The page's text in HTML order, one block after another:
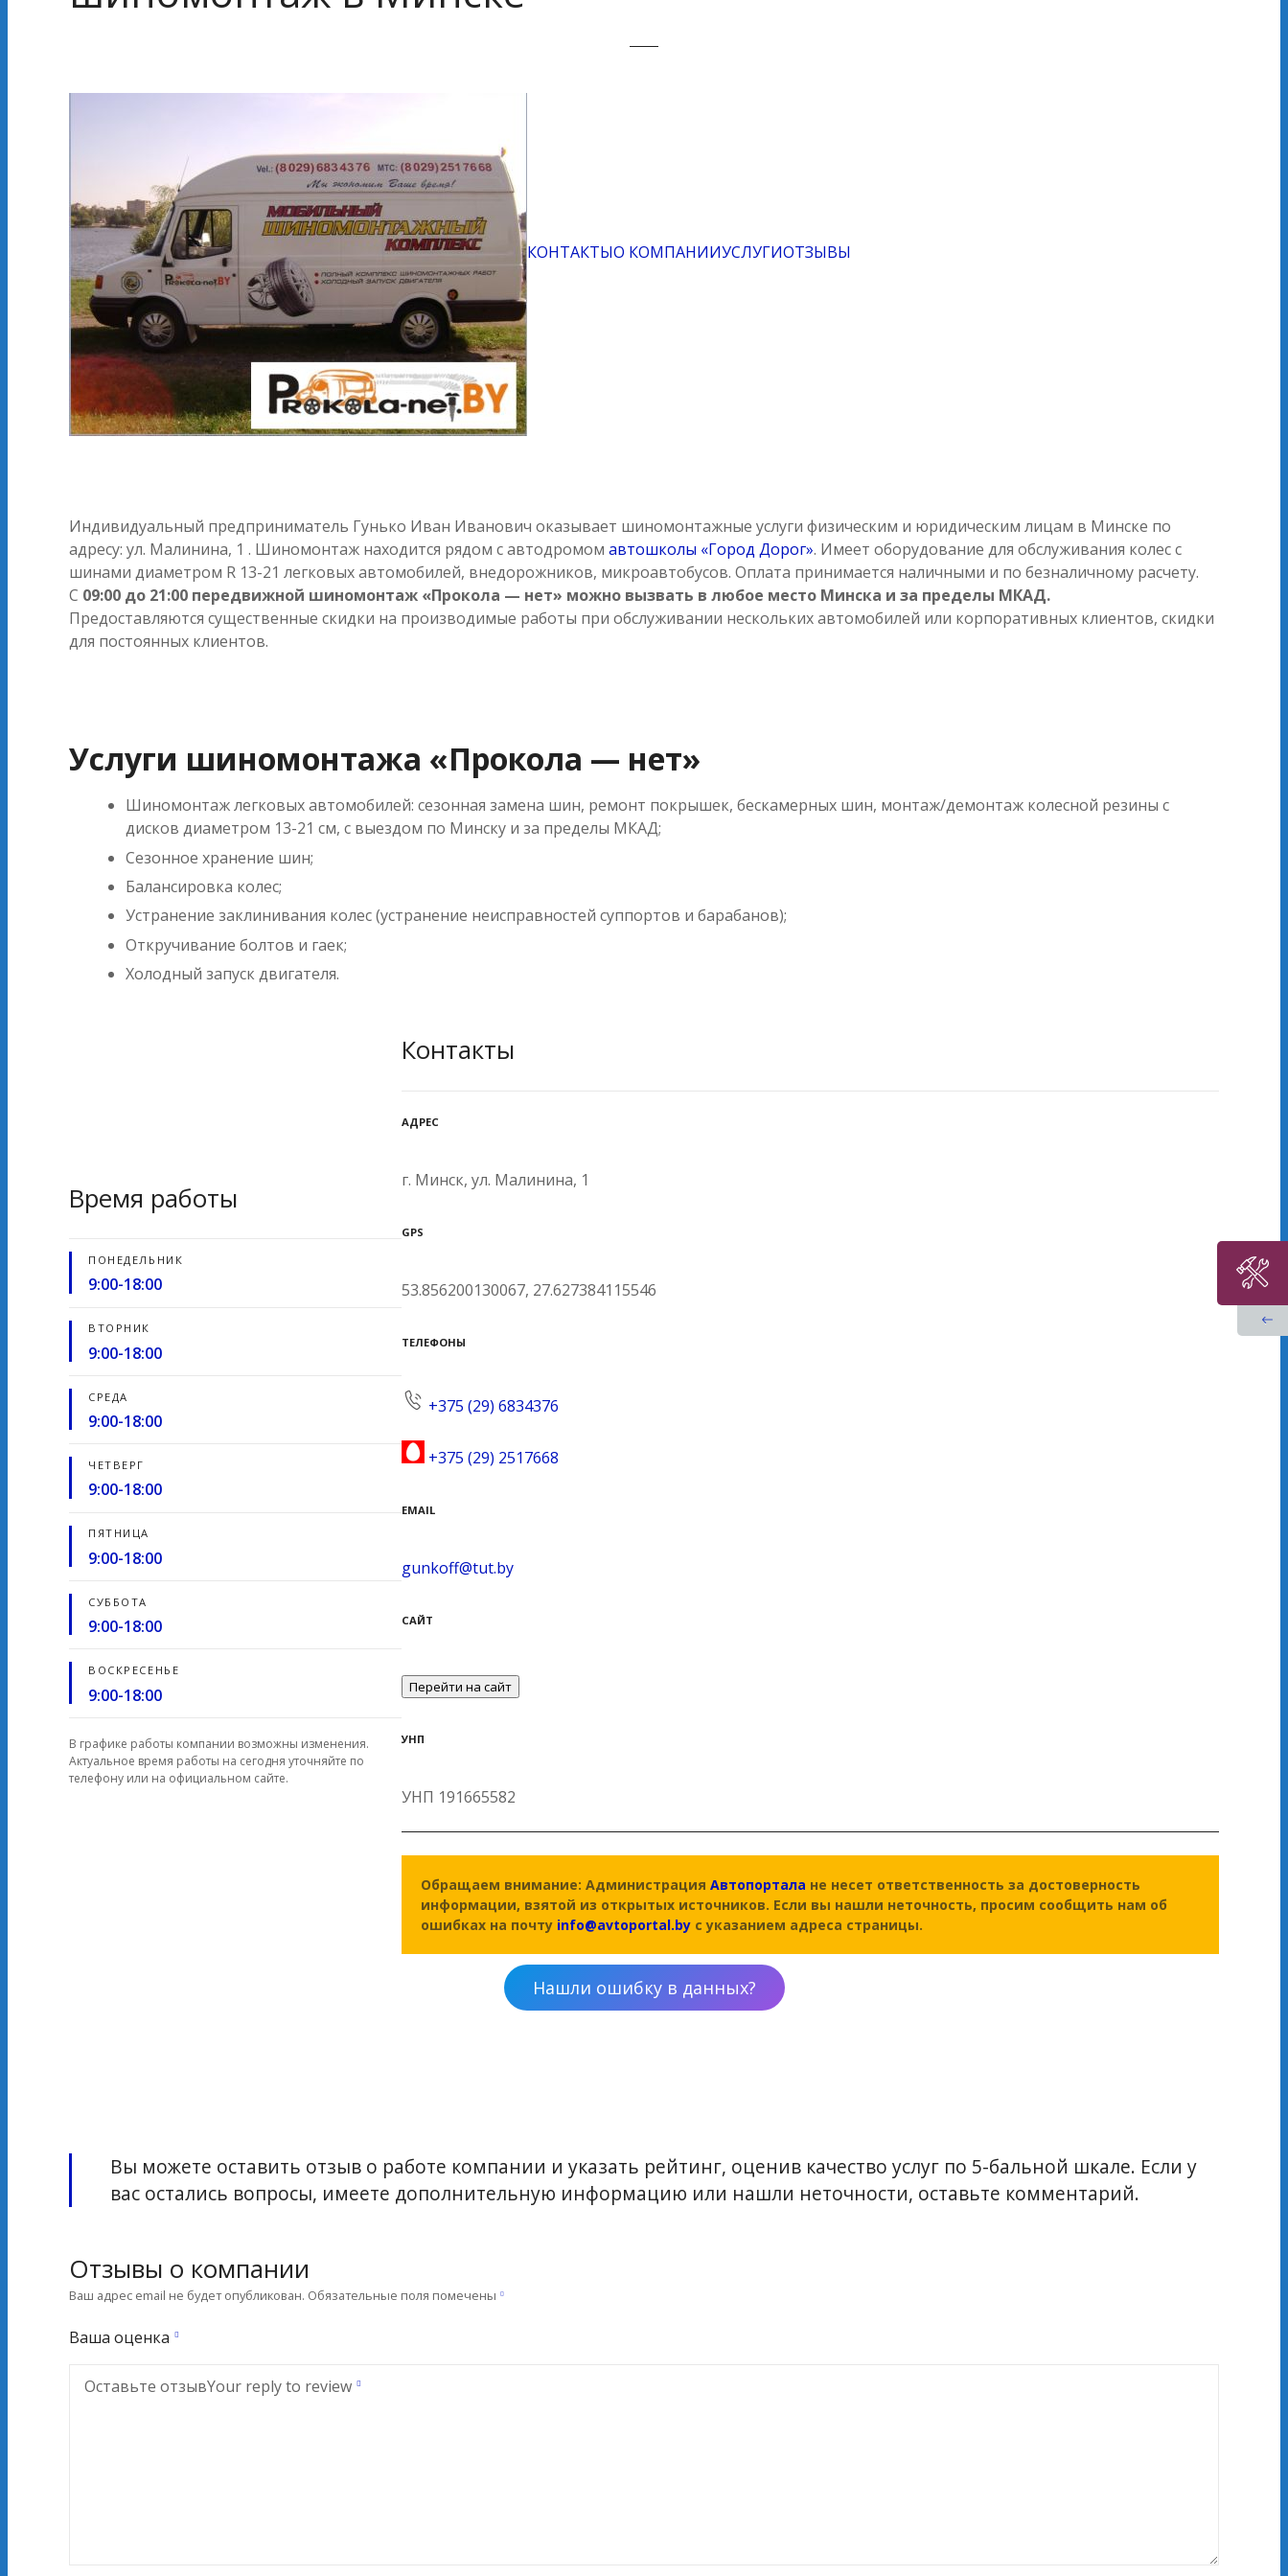
КОНТАКТЫО КОМПАНИИУСЛУГИОТЗЫВЫ
Индивидуальный предприниматель Гунько Иван Иванович оказывает шиномонтажные услуги физическим и юридическим лицам в Минске по
адресу: ул. Малинина, 1 . Шиномонтаж находится рядом с автодромом автошколы «Город Дорог». Имеет оборудование для обслуживания колес с
шинами диаметром R 13-21 легковых автомобилей, внедорожников, микроавтобусов. Оплата принимается наличными и по безналичному расчету.
С 09:00 до 21:00 передвижной шиномонтаж «Прокола — нет» можно вызвать в любое место Минска и за пределы МКАД.
Предоставляются существенные скидки на производимые работы при обслуживании нескольких автомобилей или корпоративных клиентов, скидки
для постоянных клиентов.
Услуги шиномонтажа «Прокола — нет»
Шиномонтаж легковых автомобилей: сезонная замена шин, ремонт покрышек, бескамерных шин, монтаж/демонтаж колесной резины с
дисков диаметром 13-21 см, с выездом по Минску и за пределы МКАД;
Сезонное хранение шин;
Балансировка колес;
Устранение заклинивания колес (устранение неисправностей суппортов и барабанов);
Откручивание болтов и гаек;
Холодный запуск двигателя.
Время работы
ПОНЕДЕЛЬНИК
9:00-18:00
ВТОРНИК
9:00-18:00
СРЕДА
9:00-18:00
ЧЕТВЕРГ
9:00-18:00
ПЯТНИЦА
9:00-18:00
СУББОТА
9:00-18:00
ВОСКРЕСЕНЬЕ
9:00-18:00
В графике работы компании возможны изменения.
Актуальное время работы на сегодня уточняйте по
телефону или на официальном сайте.
Контакты
АДРЕС
г. Минск, ул. Малинина, 1
GPS
53.856200130067, 27.627384115546
ТЕЛЕФОНЫ
+375 (29) 6834376
+375 (29) 2517668
EMAIL
gunkoff@tut.by
САЙТ
Перейти на сайт
УНП
УНП 191665582
Обращаем внимание: АдминистрацияАвтопортала не несет ответственность за достоверность
информации, взятой из открытых источников. Если вы нашли неточность, просим сообщить нам об
ошибках на почту info@avtoportal.by с указанием адреса страницы.
Нашли ошибку в данных?
Вы можете оставить отзыв о работе компании и указать рейтинг, оценив качество услуг по 5-бальной шкале. Если у
вас остались вопросы, имеете дополнительную информацию или нашли неточности, оставьте комментарий.
Отзывы о компании
Ваш адрес email не будет опубликован. Обязательные поля помечены
Ваша оценка
Оставьте отзывYour reply to review